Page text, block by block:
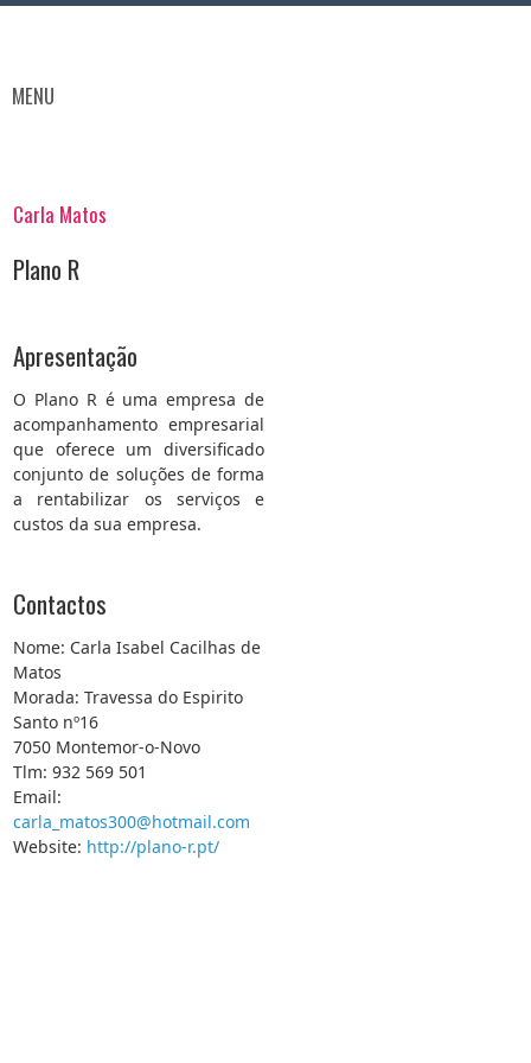
MENU
Carla Matos
Plano R
Apresentação
O Plano R é uma empresa de
acompanhamento empresarial
que oferece um diversificado
conjunto de soluções de forma
a rentabilizar os serviços e
custos da sua empresa.
Contactos
Nome: Carla Isabel Cacilhas de
Matos
Morada: Travessa do Espirito
Santo nº16
7050 Montemor-o-Novo
Tlm: 932 569 501
Email:
carla_matos300@hotmail.com
Website: http://plano-r.pt/